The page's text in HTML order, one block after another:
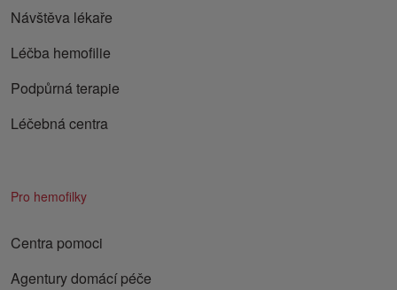
Návštěva lékaře
Léčba hemofilie
Podpůrná terapie
Léčebná centra
Pro hemofilky
Centra pomoci
Agentury domácí péče